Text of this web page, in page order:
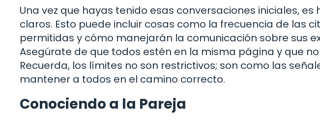
Una vez que hayas tenido esas conversaciones iniciales,
claros. Esto puede incluir cosas como la frecuencia de las
permitidas y cómo manejarán la comunicación sobre sus
Asegúrate de que todos estén en la misma página y que
Recuerda, los límites no son restrictivos; son como las
mantener a todos en el camino correcto.
Conociendo a la Pareja